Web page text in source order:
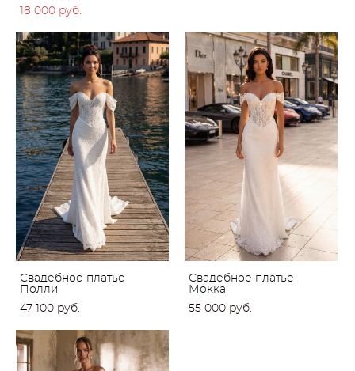
18 000 pуб.
Свадебное платье
Полли
47 100 pуб.
Свадебное платье
Мокка
55 000 pуб.